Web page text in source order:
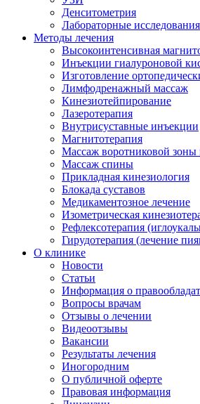
Денситометрия
Лабораторные исследования
Методы лечения
Высокоинтенсивная
Инъекции гиалуроновой
Изготовление
Лимфодренажный массаж
Кинезиотейпирование
Лазеротерапия
Внутрисуставные инъекции
Магнитотерапия
Массаж воротниковой
Массаж спины
Прикладная кинезиология
Блокада суставов
Медикаментозное лечение
Изометрическая
Рефлексотерапия
Гирудотерапия (лечение
О клинике
Новости
Статьи
Информация о
Вопросы врачам
Отзывы о лечении
Видеоотзывы
Вакансии
Результаты лечения
Иногородним
О публичной оферте
Правовая информация